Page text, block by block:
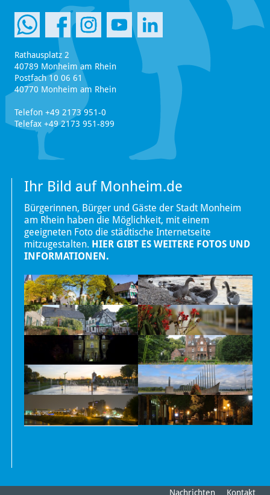
Rathausplatz 2
40789 Monheim am Rhein
Postfach 10 06 61
40770 Monheim am Rhein
Telefon +49 2173 951-0
Telefax +49 2173 951-899
Ihr Bild auf Monheim.de
Bürgerinnen, Bürger und Gäste der Stadt Monheim
am Rhein haben die Möglichkeit, mit einem
geeigneten Foto die städtische Internetseite
mitzugestalten. HIER GIBT ES WEITERE FOTOS UND
INFORMATIONEN.
Nachrichten Kontakt